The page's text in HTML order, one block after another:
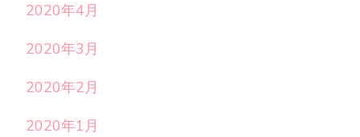
2020年4月
2020年3月
2020年2月
2020年1月